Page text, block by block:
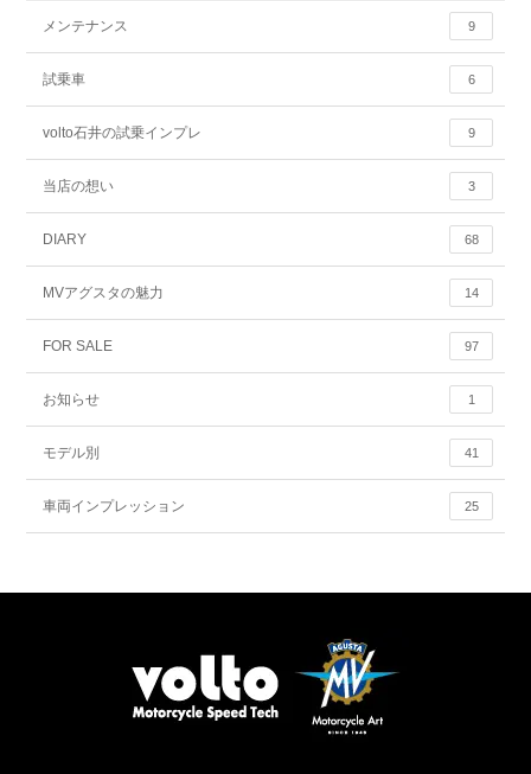
メンテナンス 9
試乗車 6
volto石井の試乗インプレ 9
当店の想い 3
DIARY 68
MVアグスタの魅力 14
FOR SALE 97
お知らせ 1
モデル別 41
車両インプレッション 25